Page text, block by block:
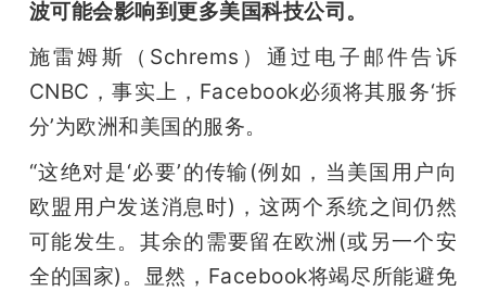
波可能会影响到更多美国科技公司。
施雷姆斯（Schrems）通过电子邮件告诉
CNBC，事实上，Facebook必须将其服务‘拆
分’为欧洲和美国的服务。
“这绝对是‘必要’的传输(例如，当美国用户向
欧盟用户发送消息时)，这两个系统之间仍然
可能发生。其余的需要留在欧洲(或另一个安
全的国家)。显然，Facebook将竭尽所能避免